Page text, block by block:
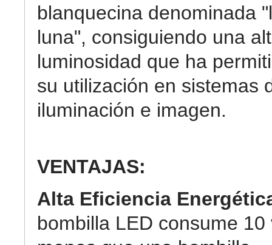
blanquecina denominada
luna", consiguiendo una
luminosidad que ha
su utilización en sistemas
iluminación e imagen.
VENTAJAS:
Alta Eficiencia
bombilla LED consume 10